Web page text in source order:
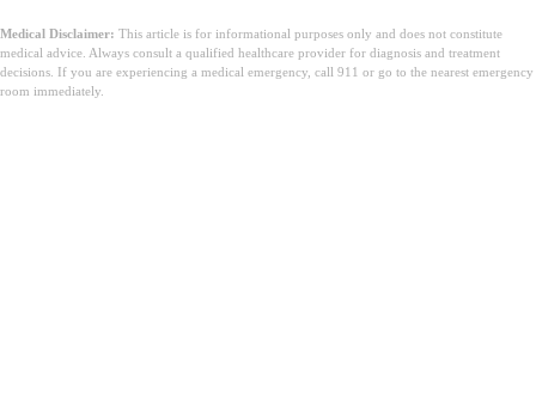
Medical Disclaimer: This article is for informational purposes only and does not constitute
medical advice. Always consult a qualified healthcare provider for diagnosis and treatment
decisions. If you are experiencing a medical emergency, call 911 or go to the nearest emergency
room immediately.